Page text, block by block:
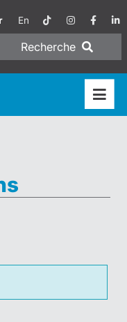
En
Recherche